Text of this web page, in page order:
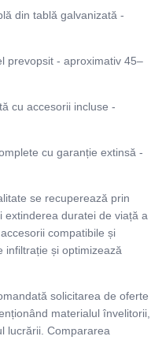
din tablă galvanizată -
prevopsit - aproximativ 45–
cu accesorii incluse -
cu garanție extinsă -
se recuperează prin
duratei de viață a
compatibile și
infiltrație și optimizează
solicitarea de oferte
materialul învelitorii,
lucrării. Compararea